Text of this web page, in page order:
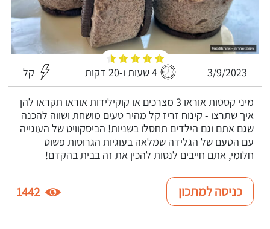
3/9/2023 4 שעות ו-20 דקות קל
מיני קסטות אוראו 3 מצרכים או קוקילידות אוראו תקראו להן
איך שתרצו - קינוח זריז קל מהיר טעים מושחת ושווה להכנה
שגם אתם וגם הילדים תחסלו בשניות! הביסקוויט של העוגייה
עם הטעם של הגלידה שמלאה בעוגיות הגרוסות פשוט
חלומי, אתם חייבים לנסות להכין את זה בבית בהקדם!
כניסה למתכון 1442